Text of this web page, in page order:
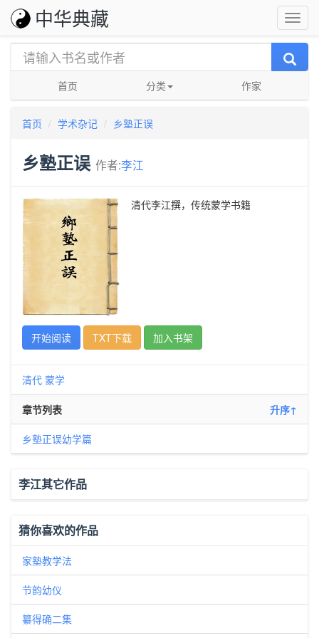
中华典藏
首页 分类 作家
首页 学术杂记 乡塾正误
乡塾正误 作者:李江
清代李江撰，传统蒙学书籍
开始阅读 TXT下载 加入书架
清代 蒙学
章节列表 升序↑
乡塾正误幼学篇
李江其它作品
猜你喜欢的作品
家塾教学法
节韵幼仪
纂得确二集